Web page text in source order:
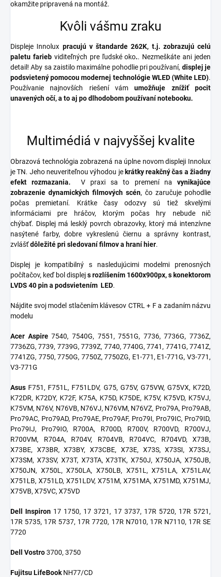
okamžite pripravená na montáž.
Kvôli vášmu zraku
Displeje Innolux pracujú v štandarde 262K, t.j. zobrazujú celú
paletu farieb viditeľných pre ľudské oko.. Nezmeškáte ani jeden
detail! Aby sa zaistilo maximálne pohodlie pri používaní, displej je
podsvietený pomocou modernej technológieWLED (White LED).
Používanie najnovších riešení vám umožňuje znížiť pocit
unavených očí, a to aj po dlhodobom používaní notebooku.
Multimédiá v najvyššej kvalite
Obrazová technológia zobrazená na úplne novom displeji Innolux
je TN. Jeho neuveriteľnou výhodou je krátky reakčný čas a žiadny
efekt rozmazania. V praxi sa to premení navynikajúce
zobrazenie dynamických filmových scén, čo zaručuje pohodlie
počas premietaní. Krátke časy odozvy sú tiež skvelými
informáciami pre hráčov, ktorým počas hry nebude nič
chýbať. Displej má lesklý povrch obrazovky, ktorý má intenzívne
nasýtené farby, dobre vykreslenú čiernu a správny kontrast,
zvlášťdôležité pri sledovaní filmov a hraní hier.
Displej je kompatibilný s nasledujúcimi modelmi prenosných
počítačov, keď bol displejs rozlíšením 1600x900px, s konektorom
LVDS 40 pin a podsvietením LED.
Nájdite svoj model stlačením klávesov CTRL + F a zadaním názvu
modelu
Acer Aspire7540, 7540G, 7551, 7551G, 7736, 7736G, 7736Z,
7736ZG, 7739, 7739G, 7739Z, 7740, 7740G, 7741, 7741G, 7741Z,
7741ZG, 7750, 7750G, 7750Z, 7750ZG, E1-771, E1-771G, V3-771,
V3-771G
Asus F751, F751L, F751LDV, G75, G75V, G75VW, G75VX, K72D,
K72DR, K72DY, K72F, K75A, K75D, K75DE, K75V, K75VD, K75VJ,
K75VM, N76V, N76VB, N76VJ, N76VM, N76VZ, Pro79A, Pro79AB,
Pro79AC, Pro79AD, Pro79AE, Pro79AF, Pro79I, Pro79IC, Pro79ID,
Pro79IJ, Pro79IO, R700A, R700D, R700V, R700VD, R700VJ,
R700VM, R704A, R704V, R704VB, R704VC, R704VD, X73B,
X73BE, X73BR, X73BY, X73CBE, X73E, X73S, X73SI, X73SJ,
X73SM, X73SV, X73T, X73TA, X73TK, X750J, X750JA, X750JB,
X750JN, X750L, X750LA, X750LB, X751L, X751LA, X751LAV,
X751LB, X751LD, X751LDV, X751M, X751MA, X751MD, X751MJ,
X75VB, X75VC, X75VD
Dell Inspiron 17 1750, 17 3721, 17 3737, 17R 5720, 17R 5721,
17R 5735, 17R 5737, 17R 7720, 17R N7010, 17R N7110, 17R SE
7720
Dell Vostro3700, 3750
Fujitsu LifeBook NH77/CD